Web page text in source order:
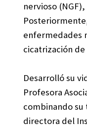
nervioso
enfermedades
cicatrización
Desarrolló su
Profesora
combinando su
directora del